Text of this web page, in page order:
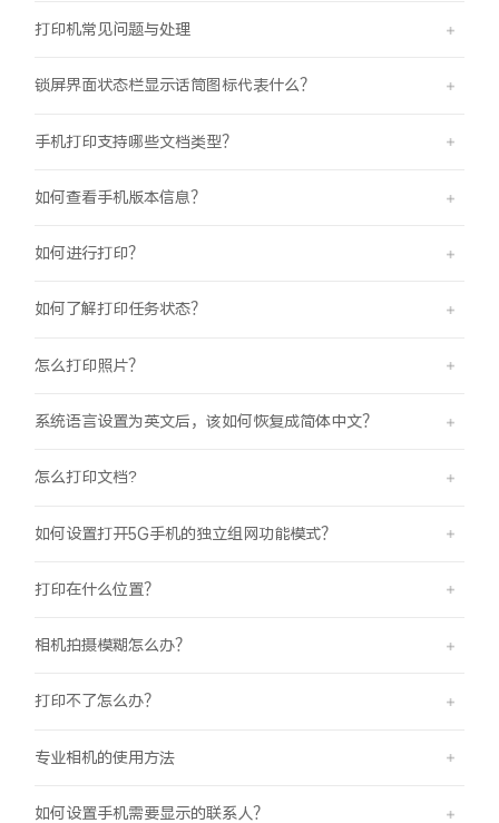
打印机常见问题与处理
锁屏界面状态栏显示话筒图标代表什么？
手机打印支持哪些文档类型？
如何查看手机版本信息？
如何进行打印？
如何了解打印任务状态？
怎么打印照片？
系统语言设置为英文后，该如何恢复成简体中文？
怎么打印文档?
如何设置打开5G手机的独立组网功能模式？
打印在什么位置？
相机拍摄模糊怎么办？
打印不了怎么办？
专业相机的使用方法
如何设置手机需要显示的联系人？